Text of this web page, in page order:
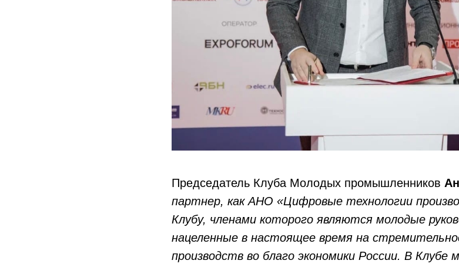
Председатель Клуба Молодых промышленников
партнер, как АНО «Цифровые технологии
Клубу, членами которого являются молодые
нацеленные в настоящее время на
производств во благо экономики России. В